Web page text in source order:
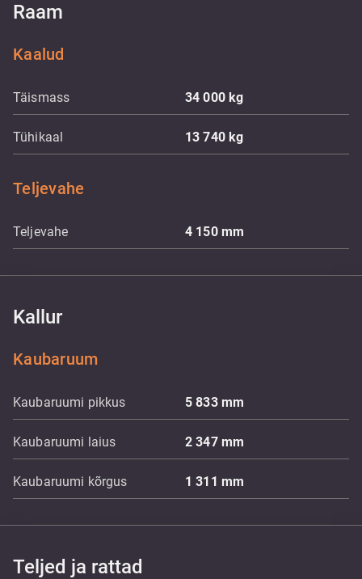
Raam
Kaalud
Täismass 34 000kg
Tühikaal 13 740kg
Teljevahe
Teljevahe 4 150 mm
Kallur
Kaubaruum
Kaubaruumi pikkus 5 833 mm
Kaubaruumi laius 2 347 mm
Kaubaruumi kõrgus 1 311 mm
Teljed ja rattad